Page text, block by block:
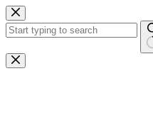
Zum
Inhalt
springen
Keine
Ergebnisse